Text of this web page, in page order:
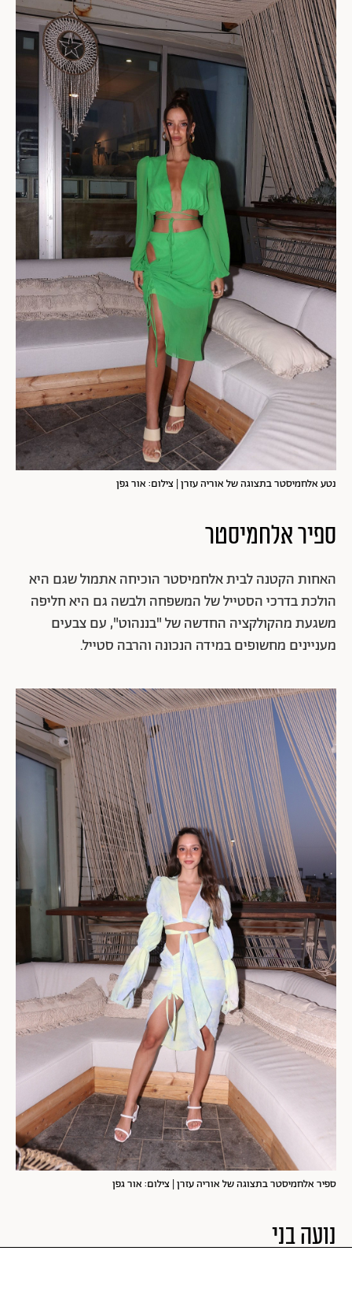
נטע אלחמיסטר בתצוגה של אוריה עזרן | צילום: אור גפן
ספיר אלחמיסטר
האחות הקטנה לבית אלחמיסטר הוכיחה אתמול שגם היא
הולכת בדרכי הסטייל של המשפחה ולבשה גם היא חליפה
משגעת מהקולקציה החדשה של "בננהוט", עם צבעים
מעניינים מחשופים במידה הנכונה והרבה סטייל.
ספיר אלחמיסטר בתצוגה של אוריה עזרן | צילום: אור גפן
נועה בני